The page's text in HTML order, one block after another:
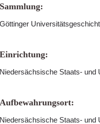
Sammlung:
Göttinger
Einrichtung:
Niedersächsische Staats- und
Aufbewahrungsort:
Niedersächsische Staats- und